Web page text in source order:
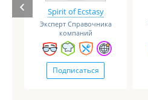
Spirit of Ecstasy
Эксперт Справочника
компаний
Подписаться